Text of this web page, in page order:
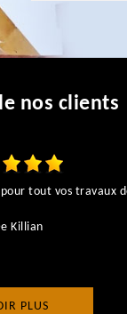
nos clients
tout vos travaux
Killian
PLUS